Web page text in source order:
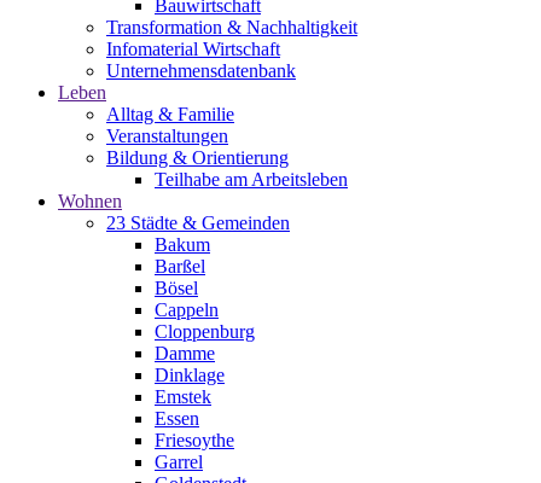
Bauwirtschaft
Transformation & Nachhaltigkeit
Infomaterial Wirtschaft
Unternehmensdatenbank
Leben
Alltag & Familie
Veranstaltungen
Bildung & Orientierung
Teilhabe am Arbeitsleben
Wohnen
23 Städte & Gemeinden
Bakum
Barßel
Bösel
Cappeln
Cloppenburg
Damme
Dinklage
Emstek
Essen
Friesoythe
Garrel